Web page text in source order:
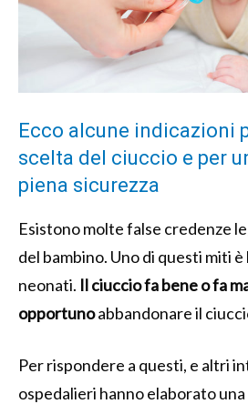
Ecco alcune indicazioni
scelta del ciuccio e per
piena sicurezza
Esistono molte false credenze
del bambino. Uno di questi miti
neonati. Il ciuccio fa bene o fa
opportunoabbandonare il
Per rispondere a questi, e altri
ospedalieri hanno elaborato